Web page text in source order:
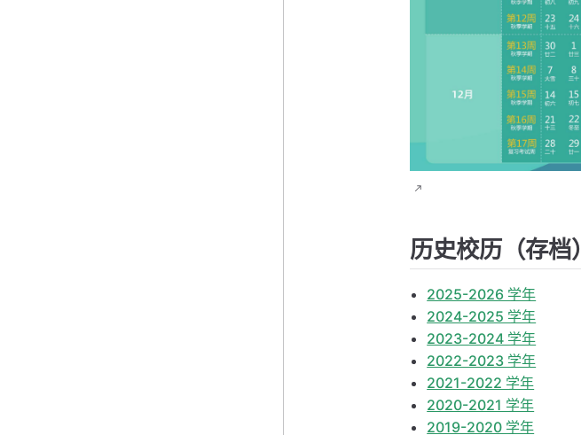
历史校历（存档）
2025-2026 学年
2024-2025 学年
2023-2024 学年
2022-2023 学年
2021-2022 学年
2020-2021 学年
2019-2020 学年